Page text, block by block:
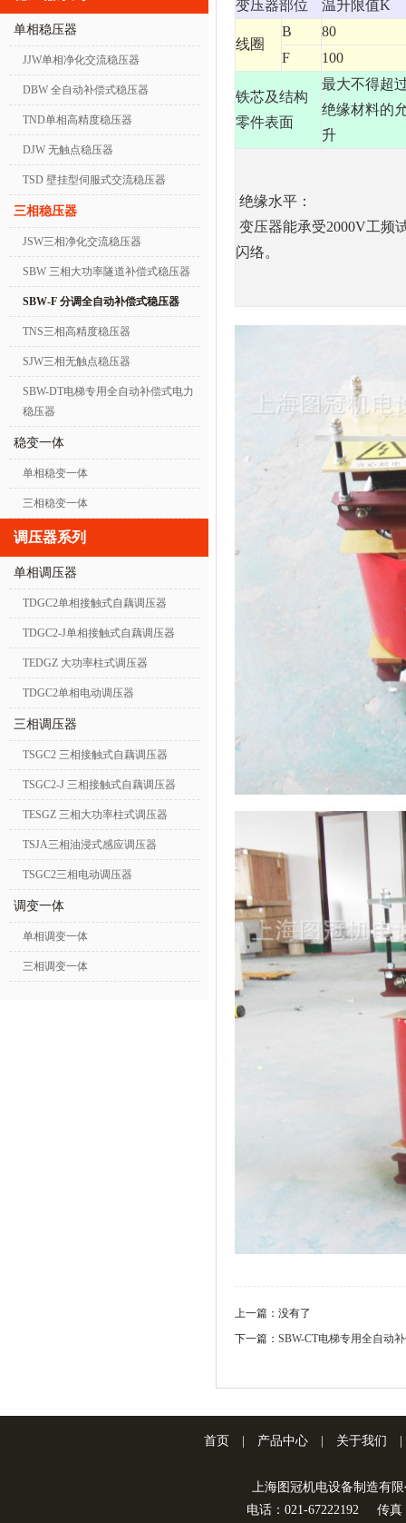
单相稳压器
JJW单相净化交流稳压器
DBW 全自动补偿式稳压器
TND单相高精度稳压器
DJW 无触点稳压器
TSD 壁挂型伺服式交流稳压器
三相稳压器
JSW三相净化交流稳压器
SBW 三相大功率隧道补偿式稳压器
SBW-F 分调全自动补偿式稳压器
TNS三相高精度稳压器
SJW三相无触点稳压器
SBW-DT电梯专用全自动补偿式电力
稳压器
稳变一体
单相稳变一体
三相稳变一体
调压器系列
单相调压器
TDGC2单相接触式自藕调压器
TDGC2-J单相接触式自藕调压器
TEDGZ 大功率柱式调压器
TDGC2单相电动调压器
三相调压器
TSGC2 三相接触式自藕调压器
TSGC2-J 三相接触式自藕调压器
TESGZ 三相大功率柱式调压器
TSJA三相油浸式感应调压器
TSGC2三相电动调压器
调变一体
单相调变一体
三相调变一体
变压器部位 温升限值K
线圈
B
80
F
100
铁芯及结构
零件表面
最大不得超
绝缘材料的
升
绝缘水平：
变压器能承受2000V工频
闪络。
上一篇：没有了
下一篇： SBW-CT电梯专用全自动
首页 产品中心 关于我们
上海图冠机电设备制造有
电话：021-67222192
传真